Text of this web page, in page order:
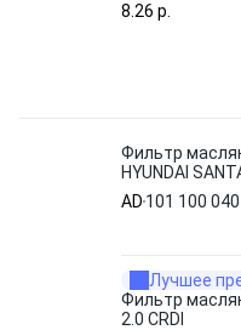
8.26 p.
Фильтр
HYUNDAI
AD 101 100 040
Лучшее
Фильтр
2.0 CRDI